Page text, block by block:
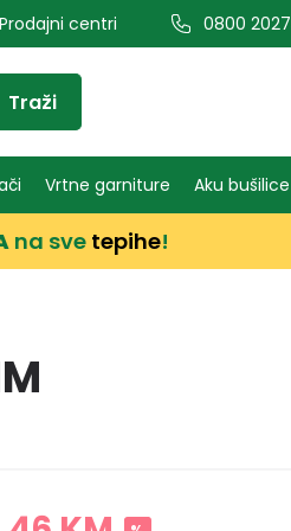
Prodajni centri 0800
Traži
Vrtne garniture Aku bušilice
na sve tepihe!